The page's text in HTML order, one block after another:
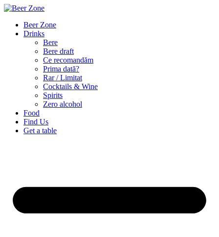
Beer Zone
Drinks
Bere
Bere draft
Ce recomandăm
Prima dată?
Rar / Limitat
Cocktails & Wine
Spirits
Zero alcohol
Food
Find Us
Get a table